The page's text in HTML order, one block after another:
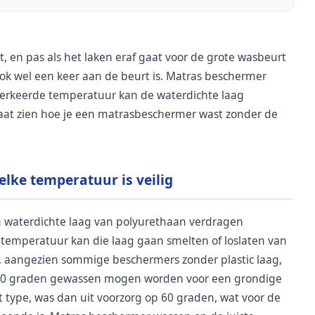
en pas als het laken eraf gaat voor de grote wasbeurt
wel een keer aan de beurt is. Matras beschermer
temperatuur kan de waterdichte laag
zien hoe je een matrasbeschermer wast zonder de
temperatuur is veilig
laag van polyurethaan verdragen
kan die laag gaan smelten of loslaten van
sommige beschermers zonder plastic laag,
graden gewassen mogen worden voor een grondige
was dan uit voorzorg op 60 graden, wat voor de